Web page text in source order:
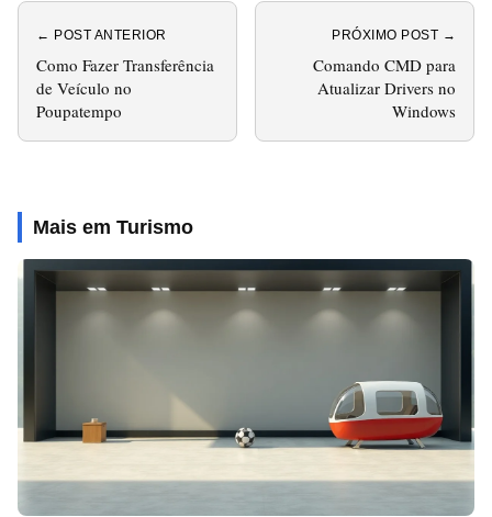
← POST ANTERIOR
Como Fazer Transferência
de Veículo no
Poupatempo
PRÓXIMO POST →
Comando CMD para
Atualizar Drivers no
Windows
Mais em Turismo